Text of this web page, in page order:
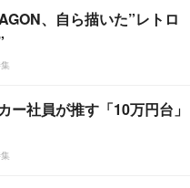
、自ら描いた”レトロ
ー社員が推す「10万円台」